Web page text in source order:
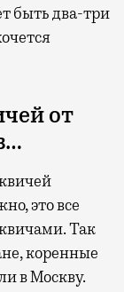
быть два-три
от
это все
Так
коренные
в Москву.